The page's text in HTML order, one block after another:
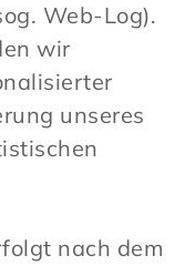
Web-Log).
wir
unseres
nach dem